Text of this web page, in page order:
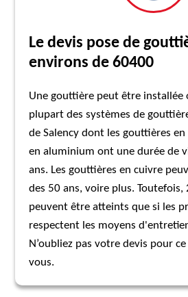
Le devis pose de
environs de 60400
Une gouttière peut être installée
plupart des systèmes de
de Salency dont les gouttières
en aluminium ont une durée de
ans. Les gouttières en cuivre
des 50 ans, voire plus. Toutefois,
peuvent être atteints que si les
respectent les moyens
N’oubliez pas votre devis pour
vous.